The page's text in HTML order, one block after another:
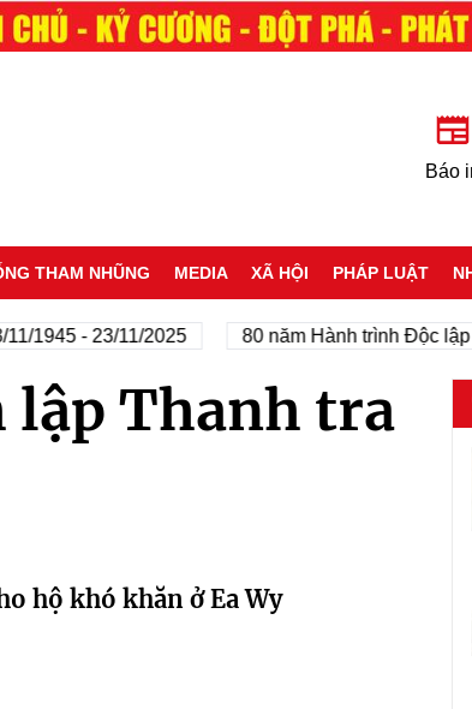
Báo
THAM NHŨNG MEDIA XÃ HỘI PHÁP LUẬT
11/1945 - 23/11/2025 80 năm Hành trình Độc lập
lập Thanh tra
hộ khó khăn ở Ea Wy